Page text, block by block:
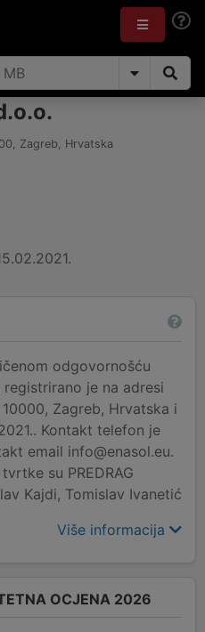
, Zagreb, Hrvatska
odgovornošću
je na adresi
Zagreb, Hrvatska i
Kontakt telefon je
email info@enasol.eu.
su PREDRAG
Kajdi, Tomislav Ivanetić
Više informacija
OCJENA 2026